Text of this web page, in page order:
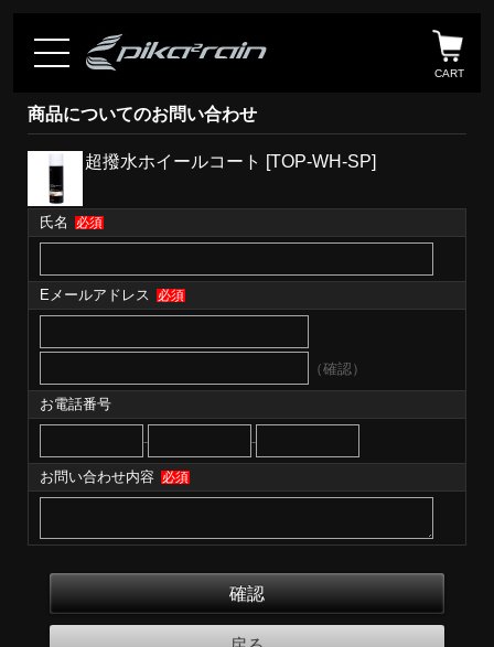
CART
商品についてのお問い合わせ
超撥水ホイールコート [TOP-WH-SP]
氏名 必須
Eメールアドレス 必須
（確認）
お電話番号
- -
お問い合わせ内容 必須